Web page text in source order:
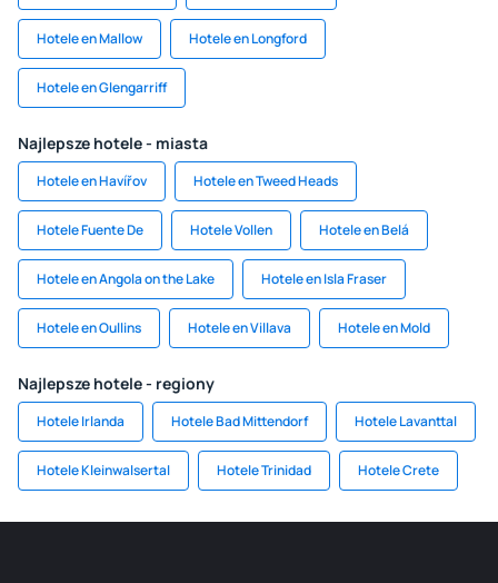
Hotele en Mallow Hotele en Longford
Hotele en Glengarriff
Najlepsze hotele - miasta
Hotele en Havířov Hotele en Tweed Heads
Hotele Fuente De Hotele Vollen Hotele en Belá
Hotele en Angola on the Lake Hotele en Isla Fraser
Hotele en Oullins Hotele en Villava Hotele en Mold
Najlepsze hotele - regiony
Hotele Irlanda Hotele Bad Mittendorf Hotele Lavanttal
Hotele Kleinwalsertal Hotele Trinidad Hotele Crete